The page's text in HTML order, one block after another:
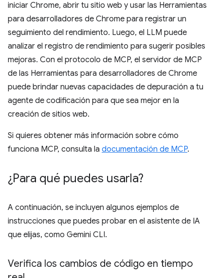
iniciar Chrome, abrir tu sitio web y usar las Herramientas
para desarrolladores de Chrome para registrar un
seguimiento del rendimiento. Luego, el LLM puede
analizar el registro de rendimiento para sugerir posibles
mejoras. Con el protocolo de MCP, el servidor de MCP
de las Herramientas para desarrolladores de Chrome
puede brindar nuevas capacidades de depuración a tu
agente de codificación para que sea mejor en la
creación de sitios web.
Si quieres obtener más información sobre cómo
funciona MCP, consulta la documentación de MCP.
¿Para qué puedes usarla?
A continuación, se incluyen algunos ejemplos de
instrucciones que puedes probar en el asistente de IA
que elijas, como Gemini CLI.
Verifica los cambios de código en tiempo